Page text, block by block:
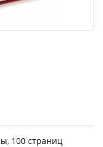
100 страниц